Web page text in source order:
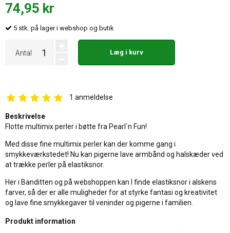
74,95 kr
5 stk. på lager i webshop og butik
Antal Læg i kurv
1 anmeldelse
Beskrivelse
Flotte multimix perler i bøtte fra Pearl`n Fun!
Med disse fine multimix perler kan der komme gang i
smykkeværkstedet! Nu kan pigerne lave armbånd og halskæder ved
at trække perler på elastiksnor.
Her i Banditten og på webshoppen kan I finde elastiksnor i alskens
farver, så der er alle muligheder for at styrke fantasi og kreativitet
og lave fine smykkegaver til veninder og pigerne i familien.
Produkt information